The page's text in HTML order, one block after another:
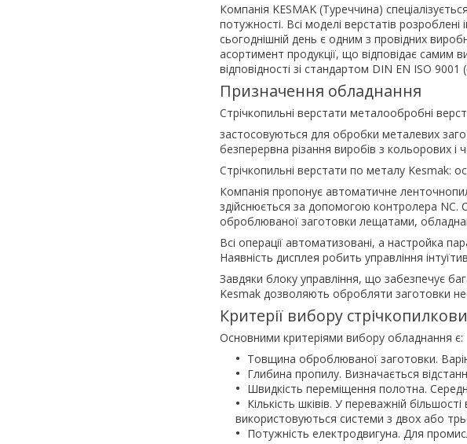
Компанія KESMAK (Туреччина)
потужності. Всі моделі верстатів
сьогоднішній день є одним з провідних
асортимент продукції, що відповідає самим
відповідності зі стандартом DIN EN ISO
Призначення обладнання
Стрічкопильні верстати металообробні
застосовуються для обробки металевих
безперервна різання виробів з кольорових і
Стрічкопильні верстати по металу Kesmak:
Компанія пропонує автоматичне
здійснюється за допомогою контролера NC.
оброблюваної заготовки лещатами,
Всі операції автоматизовані, а настройка
Наявність дисплея робить управління
Завдяки блоку управління, що забезпечує
Kesmak дозволяють обробляти заготовки
Критерії вибору
Основними критеріями вибору обладнання є:
Товщина оброблюваної заготовки.
Глибина пропилу. Визначається
Швидкість переміщення полотна.
Кількість шківів. У переважній
використовуються системи з двох або
Потужність електродвигуна. Для